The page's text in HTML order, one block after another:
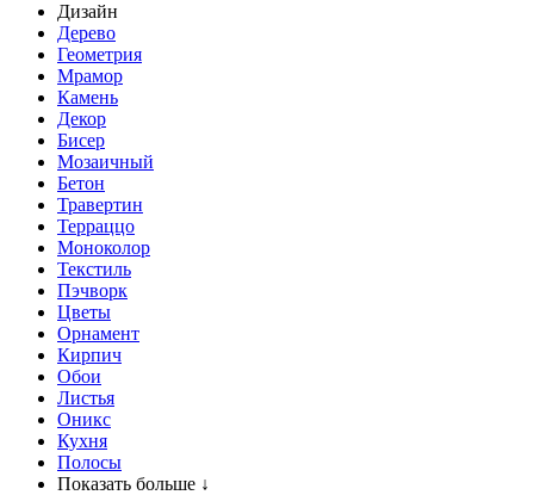
Дизайн
Дерево
Геометрия
Мрамор
Камень
Декор
Бисер
Мозаичный
Бетон
Травертин
Терраццо
Моноколор
Текстиль
Пэчворк
Цветы
Орнамент
Кирпич
Обои
Листья
Оникс
Кухня
Полосы
Показать больше ↓